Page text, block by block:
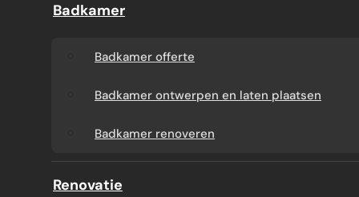
Badkamer
Badkamer offerte
Badkamer ontwerpen en laten plaatsen
Badkamer renoveren
Renovatie